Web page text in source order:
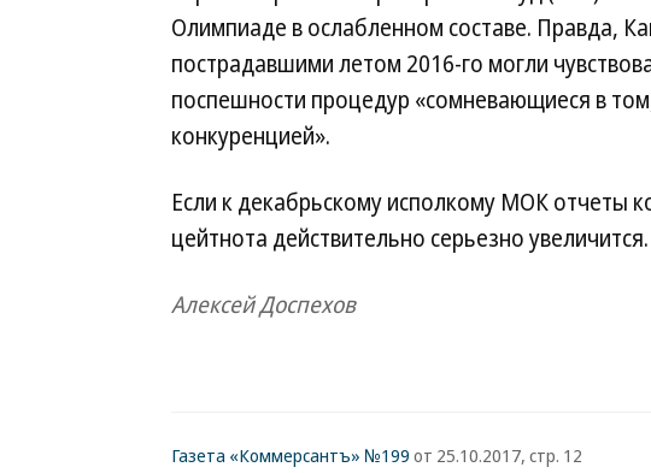
Олимпиаде в ослабленном составе. Правда,
пострадавшими летом 2016-го могли
поспешности процедур «сомневающиеся в
конкуренцией».
Если к декабрьскому исполкому МОК отчеты
цейтнота действительно серьезно увеличится.
Алексей Доспехов
Газета «Коммерсантъ» №199 от 25.10.2017, стр. 12